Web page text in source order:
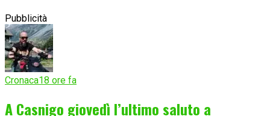
Pubblicità
Cronaca18 ore fa
A Casnigo giovedì l’ultimo saluto a